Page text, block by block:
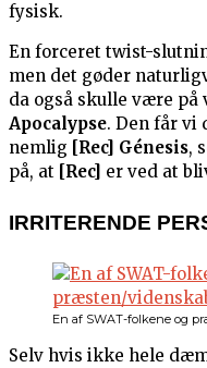
fysisk.
En forceret twist-
men det gøder
da også skulle være på
Apocalypse. Den får vi
nemlig
[Rec] Génesis,
på, at
[Rec] er ved at
IRRITERENDE
En af SWAT-folkene og
Selv hvis ikke hele